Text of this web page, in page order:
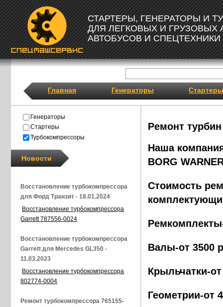
СТАРТЕРЫ, ГЕНЕРАТОРЫ И
ДЛЯ ЛЕГКОВЫХ И ГРУЗОВЫХ
АВТОБУСОВ И СПЕЦТЕХНИКИ
Главная Генераторы Стартеры
Ремонт турбин
Наша
BORG
Стоимость
Валы-от 3500
Крыльчатки-
Геометрии-от
Генераторы
Стартеры
Турбокомпрессоры
Новости
Восстановление турбокомпрессора
для Форд Транзит - 18.01.2024
Восстановление турбокомпрессора
Garrett 787556-0024
Восстановление турбокомпрессора
Garrett для Mercedes GL350 -
11.03.2023
Восстановление турбокомпрессора
802774-0004
Ремонт турбокомпрессора 765155-